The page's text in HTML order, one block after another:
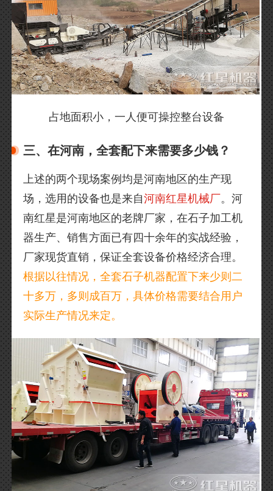
占地面积小，一人便可操控整台设备
三、在河南，全套配下来需要多少钱？
上述的两个现场案例均是河南地区的生产现
场，选用的设备也是来自河南红星机械厂。河
南红星是河南地区的老牌厂家，在石子加工机
器生产、销售方面已有四十余年的实战经验，
厂家现货直销，保证全套设备价格经济合理。
根据以往情况，全套石子机器配置下来少则二
十多万，多则成百万，具体价格需要结合用户
实际生产情况来定。